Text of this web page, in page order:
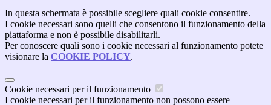
In questa schermata è possibile scegliere quali cookie consentire.
I cookie necessari sono quelli che consentono il funzionamento della
piattaforma e non è possibile disabilitarli.
Per conoscere quali sono i cookie necessari al funzionamento potete
visionare la COOKIE POLICY.
Cookie necessari per il funzionamento
I cookie necessari per il funzionamento non possono essere